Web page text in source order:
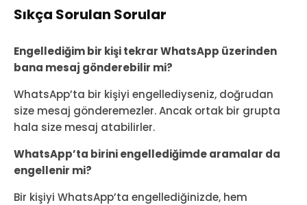
Sıkça Sorulan Sorular
Engellediğim bir kişi tekrar WhatsApp üzerinden
bana mesaj gönderebilir mi?
WhatsApp’ta bir kişiyi engellediyseniz, doğrudan
size mesaj gönderemezler. Ancak ortak bir grupta
hala size mesaj atabilirler.
WhatsApp’ta birini engellediğimde aramalar da
engellenir mi?
Bir kişiyi WhatsApp’ta engellediğinizde, hem